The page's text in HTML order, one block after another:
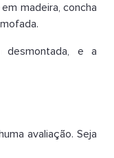
madeira, concha
desmontada, e a
avaliação. Seja